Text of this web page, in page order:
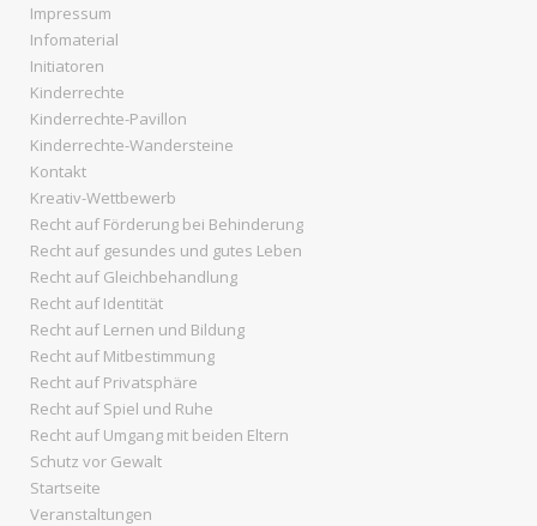
Impressum
Infomaterial
Initiatoren
Kinderrechte
Kinderrechte-Pavillon
Kinderrechte-Wandersteine
Kontakt
Kreativ-Wettbewerb
Recht auf Förderung bei Behinderung
Recht auf gesundes und gutes Leben
Recht auf Gleichbehandlung
Recht auf Identität
Recht auf Lernen und Bildung
Recht auf Mitbestimmung
Recht auf Privatsphäre
Recht auf Spiel und Ruhe
Recht auf Umgang mit beiden Eltern
Schutz vor Gewalt
Startseite
Veranstaltungen